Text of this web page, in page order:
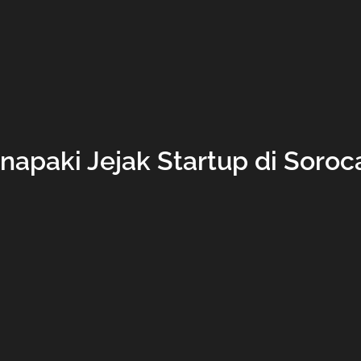
Jejak Startup di